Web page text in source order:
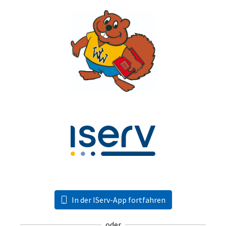
In der IServ-App fortfahren